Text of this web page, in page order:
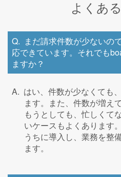
よくあ
まだ請求件数が少ないの
応できています。それでも
ますか？
はい、件数が少なくても
ます。また、件数が増え
もうとしても、忙しくて
いケースもよくあります
うちに導入し、業務を整
ます。